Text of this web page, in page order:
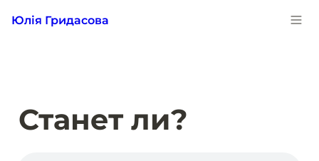
Юлія Гридасова
Станет ли?